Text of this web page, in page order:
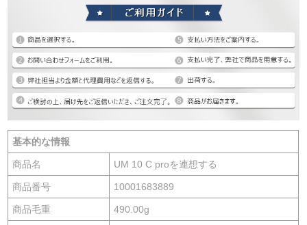
基本的な情報
商品名 UM 10 C proを連想する
商品番号 10001683889
商品毛重 490.00g